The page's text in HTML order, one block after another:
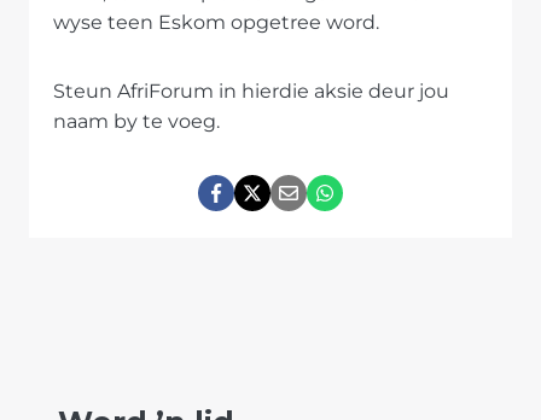
wyse teen Eskom opgetree word.
Steun AfriForum in hierdie aksie deur jou
naam by te voeg.